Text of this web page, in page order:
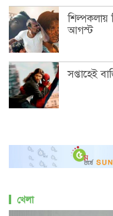
শিল্পকলায়
আগস্ট
সপ্তাহেই
খেলা